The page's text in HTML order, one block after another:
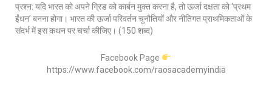
प्रश्न: यदि भारत को अपने ग्रिड को कार्बन मुक्त करना है, तो ऊर्जा दक्षता को ‘प्रथम
ईंधन’ बनना होगा। भारत की ऊर्जा परिवर्तन चुनौतियों और नीतिगत प्राथमिकताओं के
संदर्भ में इस कथन पर चर्चा कीजिए। (150 शब्द)
Facebook Page
https://www.facebook.com/raosacademyindia